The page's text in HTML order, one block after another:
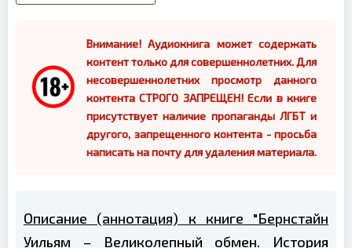
Внимание! Аудиокнига может содержать
контент только для совершеннолетних. Для
несовершеннолетних просмотр данного
контента СТРОГО ЗАПРЕЩЕН! Если в книге
присутствует наличие пропаганды ЛГБТ и
другого, запрещенного контента - просьба
написать на почту для удаления материала.
Описание (аннотация) к книге "Бернстайн
Уильям – Великолепный обмен. История